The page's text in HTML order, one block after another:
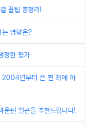
꿀팁 총정리!
는 영향은?
정한 평가
2004년부터 쓴 찐 최애 아
운틴 엘곤을 추천드립니다!